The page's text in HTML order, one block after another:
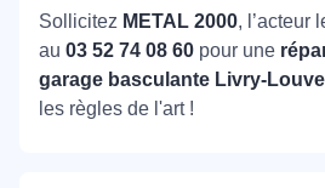
Sollicitez METAL 2000, l’acteur
au 03 52 74 08 60 pour une
garage basculante Livry-
les règles de l'art !